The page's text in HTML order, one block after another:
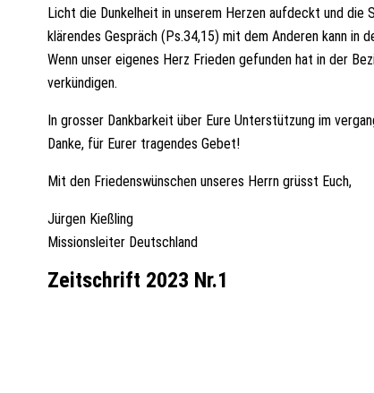
Licht die Dunkelheit in unserem Herzen aufdeckt und
klärendes Gespräch (Ps.34,15) mit dem Anderen kann
Wenn unser eigenes Herz Frieden gefunden hat in der
verkündigen.
In grosser Dankbarkeit über Eure Unterstützung im
Danke, für Eurer tragendes Gebet!
Mit den Friedenswünschen unseres Herrn grüsst Euch,
Jürgen Kießling
Missionsleiter Deutschland
Zeitschrift 2023 Nr.1